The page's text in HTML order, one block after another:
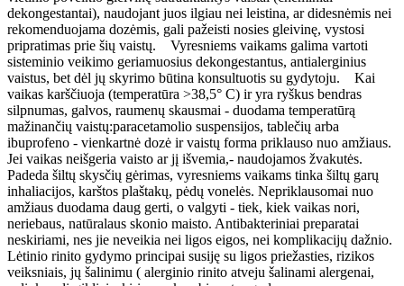
dekongestantai), naudojant juos ilgiau nei leistina, ar didesnėmis nei
rekomenduojama dozėmis, gali pažeisti nosies gleivinę, vystosi
pripratimas prie šių vaistų.
Vyresniems vaikams galima vartoti
sisteminio veikimo geriamuosius dekongestantus, antialerginius
vaistus, bet dėl jų skyrimo būtina konsultuotis su gydytoju.
Kai
vaikas karščiuoja (temperatūra >38,5° C) ir yra ryškus bendras
silpnumas, galvos, raumenų skausmai - duodama temperatūrą
mažinančių vaistų:paracetamolio suspensijos, tablečių arba
ibuprofeno - vienkartnė dozė ir vaistų forma priklauso nuo amžiaus.
Jei vaikas neišgeria vaisto ar jį išvemia,- naudojamos žvakutės.
Padeda šiltų skysčių gėrimas, vyresniems vaikams tinka šiltų garų
inhaliacijos, karštos plaštakų, pėdų vonelės. Nepriklausomai nuo
amžiaus duodama daug gerti, o valgyti - tiek, kiek vaikas nori,
neriebaus, natūralaus skonio maisto. Antibakteriniai preparatai
neskiriami, nes jie neveikia nei ligos eigos, nei komplikacijų dažnio.
Lėtinio rinito gydymo principai susiję su ligos priežasties, rizikos
veiksniais, jų šalinimu ( alerginio rinito atveju šalinami alergenai,